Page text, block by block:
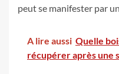
peut se manifester par
A lire aussi Quelle
récupérer après une